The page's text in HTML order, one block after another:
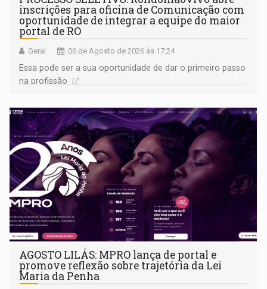
inscrições para oficina de Comunicação com
oportunidade de integrar a equipe do maior
portal de RO
Geral 06 de Agosto de 2026 às 17:24
Essa pode ser a sua oportunidade de dar o primeiro passo
na profissão
AGOSTO LILÁS: MPRO lança de portal e
promove reflexão sobre trajetória da Lei
Maria da Penha